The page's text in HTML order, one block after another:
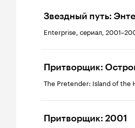
Звездный путь:
Enterprise, сериал,
Притворщик:
The Pretender: Island of the
Притворщик: 2001